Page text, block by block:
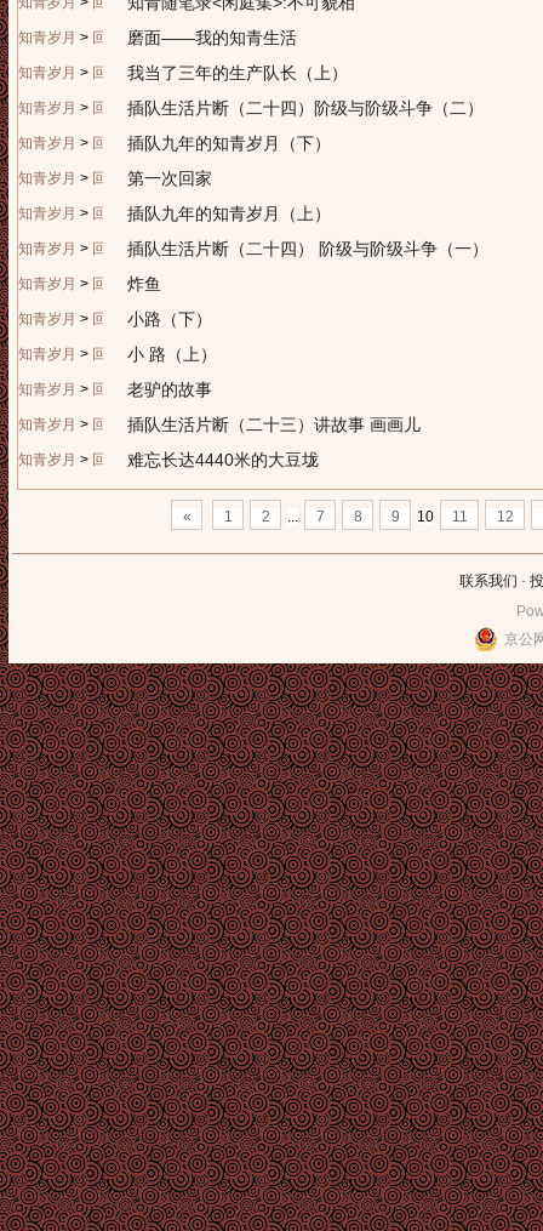
知青岁月 > 回忆往昔磨面——我的知青生活
知青岁月 > 回忆往昔我当了三年的生产队长（上）
知青岁月 > 回忆往昔插队生活片断（二十四）阶级与阶级斗争（二）
知青岁月 > 回忆往昔插队九年的知青岁月（下）
知青岁月 > 回忆往昔第一次回家
知青岁月 > 回忆往昔插队九年的知青岁月（上）
知青岁月 > 回忆往昔插队生活片断（二十四） 阶级与阶级斗争（一）
知青岁月 > 回忆往昔
炸鱼
知青岁月 > 回忆往昔小路（下）
知青岁月 > 回忆往昔小 路（上）
知青岁月 > 回忆往昔老驴的故事
知青岁月 > 回忆往昔插队生活片断（二十三）讲故事 画画儿
知青岁月 > 回忆往昔难忘长达4440米的大豆垅
« 1 2 ... 7 8 9 10 11 12
联系我们 -
京公